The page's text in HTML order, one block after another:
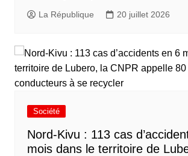
La République 20 juillet 2026
Société
Nord-Kivu : 113 cas
mois dans le territoire de